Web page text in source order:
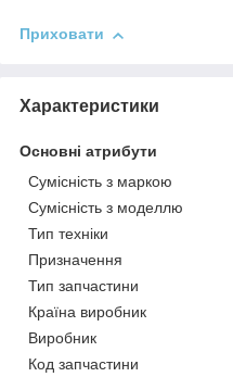
Приховати
Характеристики
Основні атрибути
Сумісність з маркою
Сумісність з моделлю
Тип техніки
Призначення
Тип запчастини
Країна виробник
Виробник
Код запчастини